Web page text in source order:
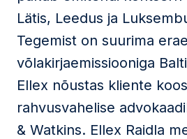
Lätis, Leedus ja
Tegemist on suurima
võlakirjaemissiooniga
Ellex nõustas kliente
rahvusvahelise
& Watkins. Ellex Raidla